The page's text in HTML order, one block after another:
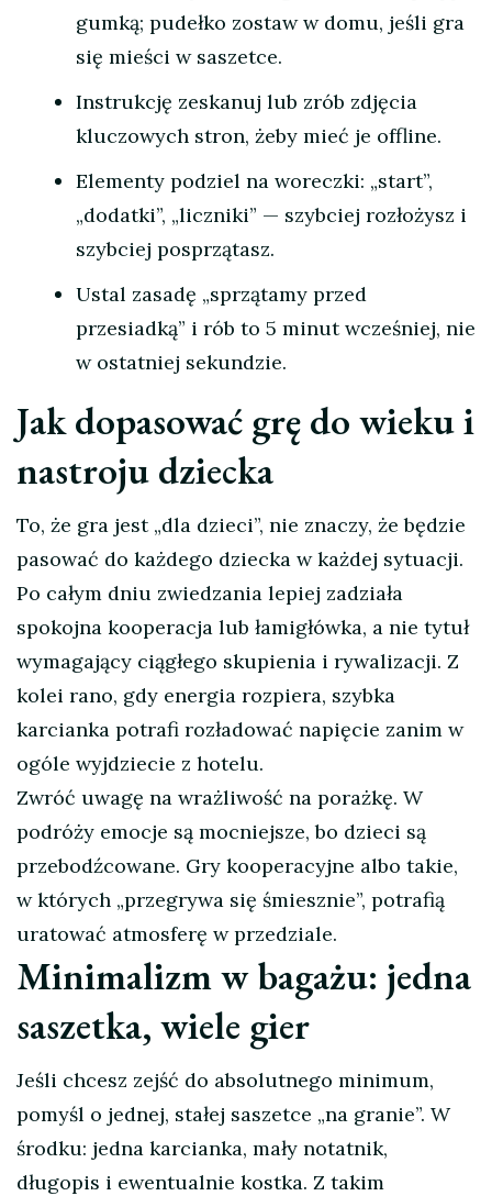
gumką; pudełko zostaw w domu, jeśli gra
się mieści w saszetce.
Instrukcję zeskanuj lub zrób zdjęcia
kluczowych stron, żeby mieć je offline.
Elementy podziel na woreczki: „start”,
„dodatki”, „liczniki” — szybciej rozłożysz i
szybciej posprzątasz.
Ustal zasadę „sprzątamy przed
przesiadką” i rób to 5 minut wcześniej, nie
w ostatniej sekundzie.
Jak dopasować grę do wieku i
nastroju dziecka
To, że gra jest „dla dzieci”, nie znaczy, że będzie
pasować do każdego dziecka w każdej sytuacji.
Po całym dniu zwiedzania lepiej zadziała
spokojna kooperacja lub łamigłówka, a nie tytuł
wymagający ciągłego skupienia i rywalizacji. Z
kolei rano, gdy energia rozpiera, szybka
karcianka potrafi rozładować napięcie zanim w
ogóle wyjdziecie z hotelu.
Zwróć uwagę na wrażliwość na porażkę. W
podróży emocje są mocniejsze, bo dzieci są
przebodźcowane. Gry kooperacyjne albo takie,
w których „przegrywa się śmiesznie”, potrafią
uratować atmosferę w przedziale.
Minimalizm w bagażu: jedna
saszetka, wiele gier
Jeśli chcesz zejść do absolutnego minimum,
pomyśl o jednej, stałej saszetce „na granie”. W
środku: jedna karcianka, mały notatnik,
długopis i ewentualnie kostka. Z takim